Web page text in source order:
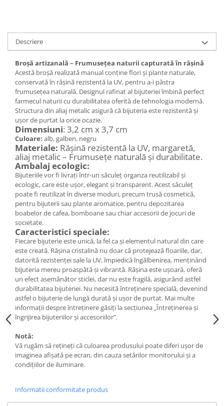
Colier / Pandantiv
Cercei
Brățară
Broșă
Mărgele / talisman
Accesorii păr
Bijuterii din Floarea de colț
Colier / Pandantiv
Cercei
Suport bijuterii
Bijuterii cu cristale naturale
Colier / Pandantiv
Cercei
Brățară
Set bijuterii
Bijuterii din lemn
Colier / Pandantiv
Cercei
Set bijuterii
Brățară
Bijuterii fără metal
Brățară
Suport bijuterii
Semn de carte
Produse personalizate (mărturii)
Produse zero waste
Descriere
Broșă artizanală – Frumusețea naturii capturată în rășină
Acestă broșă realizată manual conține flori și plante naturale,
conservată în rășină rezistentă la UV, pentru a-i păstra
frumusețea naturală. Designul rafinat al bijuteriei îmbină perfect
farmecul naturii cu durabilitatea oferită de tehnologia modernă.
Structura din aliaj metalic asigură că bijuteria este rezistentă și
ușor de purtat la orice ocazie.
Dimensiuni: 3,2 cm x 3,7 cm
Culoare: alb, galben, negru
Materiale: Rășină rezistentă la UV, margaretă,
aliaj metalic – Frumusețe naturală și durabilitate.
Ambalaj ecologic:
Bijuteriile vor fi livrați într-un săculeț organza reutilizabil și
ecologic, care este ușor, elegant și transparent. Acest săculeț
poate fi reutilizat în diverse moduri, precum trusă cosmetică,
pentru bijuterii sau plante aromatice, pentru depozitarea
boabelor de cafea, bomboane sau chiar accesorii de jocuri de
societate.
Caracteristici speciale:
Fiecare bijuterie este unică, la fel ca și elementul natural din care
este creată. Rășina cristalină nu doar că protejează floariile, dar,
datorită rezistenței sale la UV, împiedică îngălbenirea, menținând
bijuteria mereu proaspătă și vibrantă. Rășina este ușoară, oferă
un efect asemănător sticlei, dar nu este fragilă, asigurând astfel
durabilitatea bijuteriei. Nu necesită întreținere specială, devenind
astfel o bijuterie de lungă durată și ușor de purtat. Mai multe
informații despre întreținere găsiți la secțiunea „Întreținerea și
îngrijirea bijuteriilor și accesoriilor”.
Notă:
Vă rugăm să rețineți că culoarea produsului poate diferi ușor de
imaginea afișată pe ecran, din cauza setărilor monitorului și a
condițiilor de iluminare.
Informatii conformitate produs